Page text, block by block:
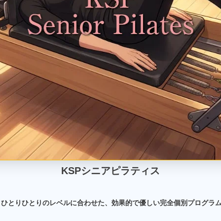
KSPシニアピラティス
とりひとりのレベルに合わせた、効果的で優しい完全個別プログラ